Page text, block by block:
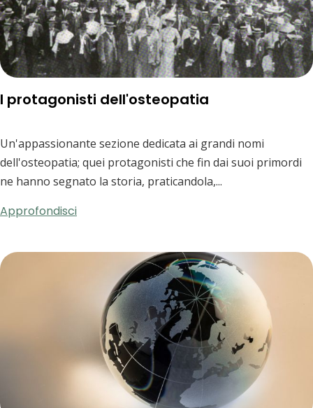
I protagonisti dell'osteopatia
Un'appassionante sezione dedicata ai grandi nomi
dell'osteopatia; quei protagonisti che fin dai suoi primordi
ne hanno segnato la storia, praticandola,...
Approfondisci